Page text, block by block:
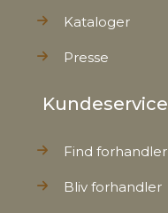
Kataloger
Presse
Kundeservice
Find forhandler
Bliv forhandler